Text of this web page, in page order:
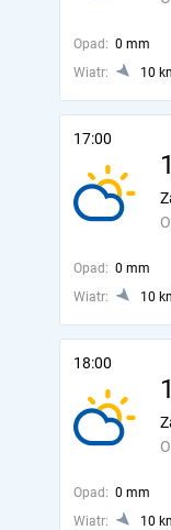
Opad: 0 mm
Wiatr:
10
17:00
Opad: 0 mm
Wiatr:
10
18:00
Opad: 0 mm
Wiatr:
10